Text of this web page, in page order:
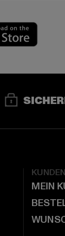
MEIN